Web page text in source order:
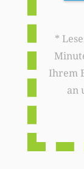
*
Ihrem
an